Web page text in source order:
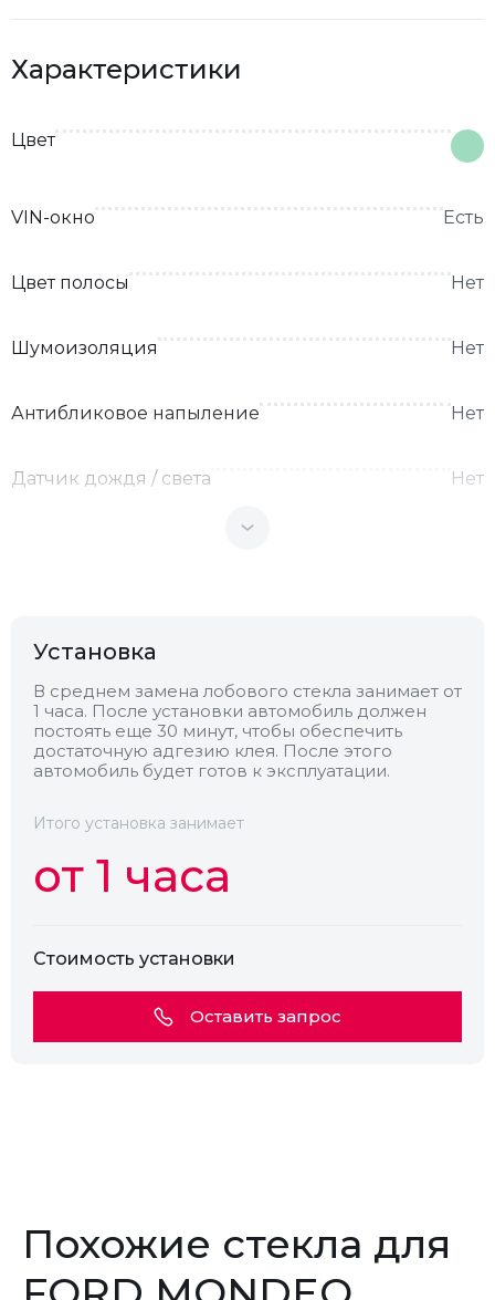
Характеристики
Цвет
VIN-окно Есть
Цвет полосы Нет
Шумоизоляция Нет
Антибликовое напыление Нет
Датчик дождя / света Нет
Обогрев
Установка
В среднем замена лобового стекла занимает от
1 часа. После установки автомобиль должен
постоять еще 30 минут, чтобы обеспечить
достаточную адгезию клея. После этого
автомобиль будет готов к эксплуатации.
Итого установка занимает
от 1 часа
Стоимость установки
Оставить запрос
Похожие стекла для